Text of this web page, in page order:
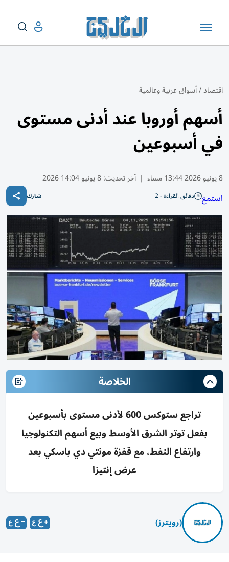
اقتصاد/أسواق عربية وعالمية
أسهم أوروبا عند أدنى مستوى
في أسبوعين
8 يونيو 2026 13:44 مساء | آخر تحديث:8 يونيو 14:04 2026
استمع دقائق القراءة - 2 شارك
الخلاصة
تراجع ستوكس 600 لأدنى مستوى بأسبوعين
بفعل توتر الشرق الأوسط وبيع أسهم التكنولوجيا
وارتفاع النفط، مع قفزة مونتي دي باسكي بعد
عرض إنتيزا
(رويترز)